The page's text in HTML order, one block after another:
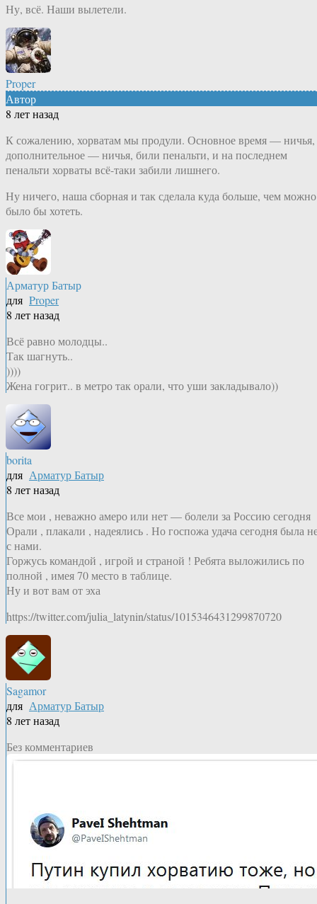
Ну, всё. Наши вылетели.
Proper
Автор
8 лет назад
К сожалению, хорватам мы продули. Основное время — ничья,
дополнительное — ничья, били пенальти, и на последнем
пенальти хорваты всё-таки забили лишнего.
Ну ничего, наша сборная и так сделала куда больше, чем можно
было бы хотеть.
Арматур Батыр
для Proper
8 лет назад
Всё равно молодцы..
Так шагнуть..
))))
Жена гогрит.. в метро так орали, что уши закладывало))
borita
для Арматур Батыр
8 лет назад
Все мои , неважно амеро или нет — болели за Россию сегодня
Орали , плакали , надеялись . Но госпожа удача сегодня была
с нами.
Горжусь командой , игрой и страной ! Ребята выложились по
полной , имея 70 место в таблице.
Ну и вот вам от эха
https://twitter.com/julia_latynin/status/1015346431299870720
Sagamor
для Арматур Батыр
8 лет назад
Без комментариев